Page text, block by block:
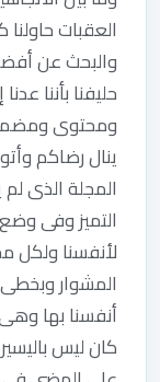
العقبات
والبحث عن
حليفنا بأننا
ومحتوى
ينال رضاكم
المجلة الذى
التميز وفى
لأنفسنا ولكل
المشوار وبخطى
أنفسنا بها
كان ليس